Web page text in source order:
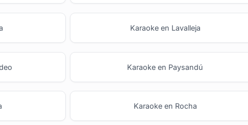
Karaoke en Lavalleja
Karaoke en Paysandú
Karaoke en Rocha